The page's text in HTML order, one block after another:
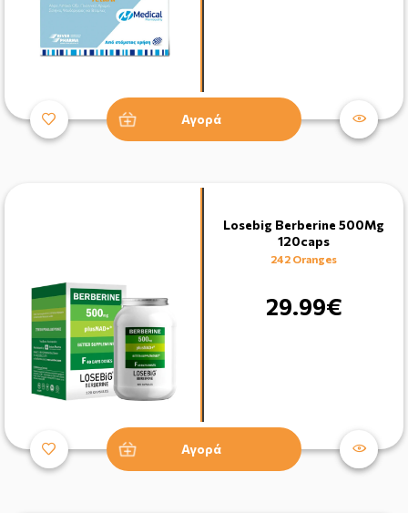
Αγορά
Losebig Berberine 500Mg
120caps
242 Oranges
29.99€
Αγορά